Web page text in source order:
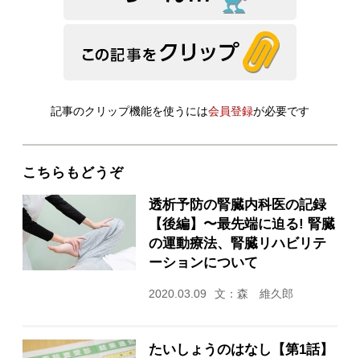
記事のクリップ機能を使うには会員登録が必要です
こちらもどうぞ
透析予防の腎臓内科医の記録
【後編】〜最先端に迫る! 腎臓
の運動療法、腎臓リハビリテ
ーションについて
2020.03.09 文：森 維久郎
たいしょうのはなし【第1話】